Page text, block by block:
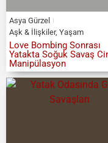
Asya Gürzel
Aşk & İlişkiler, Yaşam
Love Bombing Sonrası
Yatakta Soğuk Savaş
Manipülasyon